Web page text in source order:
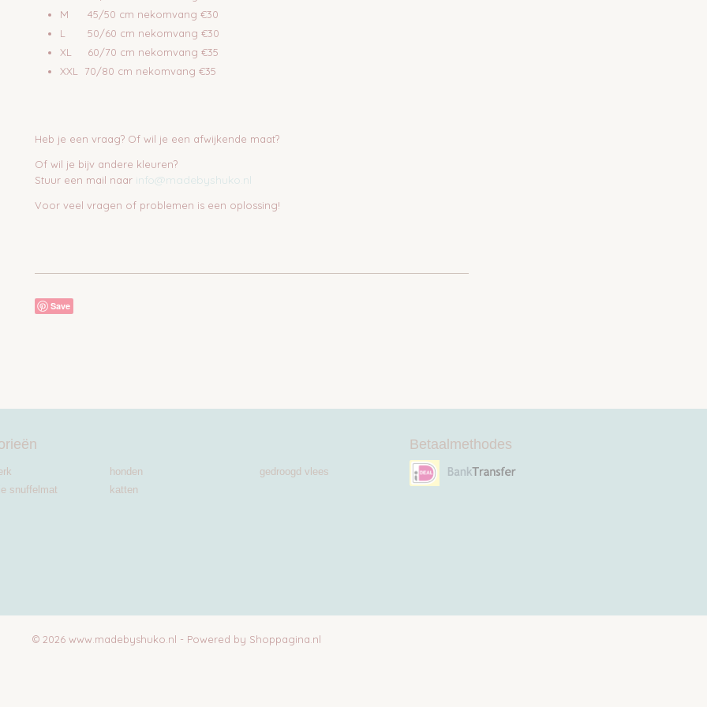
M 45/50 cm nekomvang €30
L 50/60 cm nekomvang €30
XL 60/70 cm nekomvang €35
XXL 70/80 cm nekomvang €35
Heb je een vraag? Of wil je een afwijkende maat?
Of wil je bijv andere kleuren?
Stuur een mail naar info@madebyshuko.nl
Voor veel vragen of problemen is een oplossing!
Save
snuffelmat
honden
katten
gedroogd vlees
Betaalmethodes
© 2026 www.madebyshuko.nl - Powered by Shoppagina.nl